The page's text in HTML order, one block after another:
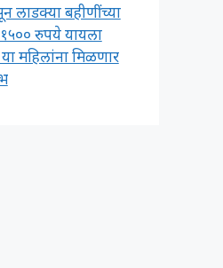
लाडक्या बहीणींच्या
रुपये यायला
महिलांना मिळणार